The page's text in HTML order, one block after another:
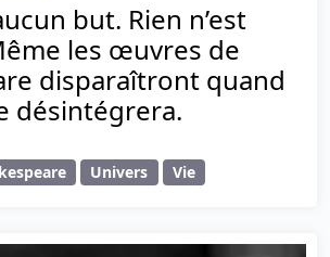
but. Rien n’est
les œuvres de
disparaîtront quand
désintégrera.
Univers Vie